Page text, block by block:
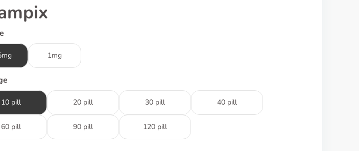
1mg
10 pill 20 pill 30 pill 40 pill
60 pill 90 pill 120 pill